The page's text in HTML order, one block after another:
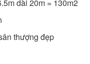
dài 20m = 130m2
thượng đẹp